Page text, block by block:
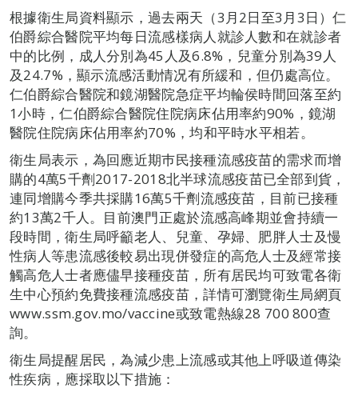
根據衛生局資料顯示，過去兩天（3月2日至3月3日）仁
伯爵綜合醫院平均每日流感樣病人就診人數和在就診者
中的比例，成人分別為45人及6.8%，兒童分別為39人
及24.7%，顯示流感活動情况有所緩和，但仍處高位。
仁伯爵綜合醫院和鏡湖醫院急症平均輪侯時間回落至約
1小時，仁伯爵綜合醫院住院病床佔用率約90%，鏡湖
醫院住院病床佔用率約70%，均和平時水平相若。
衛生局表示，為回應近期巿民接種流感疫苗的需求而增
購的4萬5千劑2017-2018北半球流感疫苗已全部到貨，
連同增購今季共採購16萬5千劑流感疫苗，目前已接種
約13萬2千人。目前澳門正處於流感高峰期並會持續一
段時間，衛生局呼籲老人、兒童、孕婦、肥胖人士及慢
性病人等患流感後較易出現併發症的高危人士及經常接
觸高危人士者應儘早接種疫苗，所有居民均可致電各衛
生中心預約免費接種流感疫苗，詳情可瀏覽衛生局網頁
www.ssm.gov.mo/vaccine或致電熱線28 700 800查
詢。
衛生局提醒居民，為減少患上流感或其他上呼吸道傳染
性疾病，應採取以下措施：